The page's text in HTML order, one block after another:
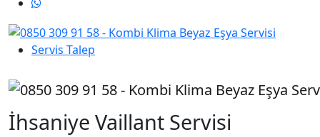
Servis Talep
İhsaniye Vaillant Servisi